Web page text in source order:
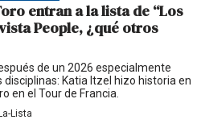
entran a la lista de “Los
People, ¿qué otros
de un 2026 especialmente
Katia Itzel hizo historia en
en el Tour de Francia.
Lista